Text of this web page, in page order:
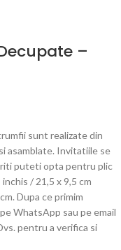
–
sunt realizate din
asamblate. Invitatiile se
puteti opta pentru plic
/ 21,5 x 9,5 cm
Dupa ce primim
WhatsApp sau pe email
pentru a verifica si